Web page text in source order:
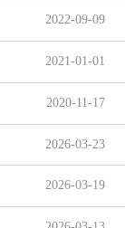
2022-09-09
2021 -01 -01
2020-11 -17
2026-03-23
2026-03-19